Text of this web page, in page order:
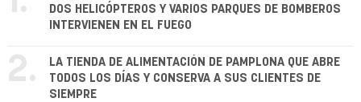
DOS HELICÓPTEROS Y VARIOS PARQUES DE BOMBEROS
INTERVIENEN EN EL FUEGO
2.
LA TIENDA DE ALIMENTACIÓN DE PAMPLONA QUE ABRE
TODOS LOS DÍAS Y CONSERVA A SUS CLIENTES DE
SIEMPRE